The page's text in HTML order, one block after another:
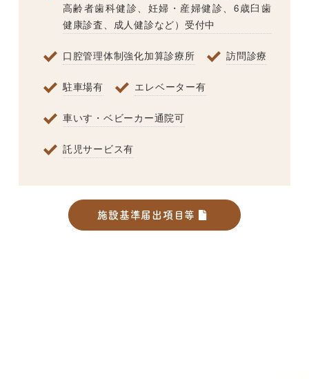
高齢者歯科健診、妊婦・産婦健診、6歳臼歯
健康診査、成人健診など）受付中
口腔管理体制強化加算診療所 訪問診療
駐車場有 エレベーター有
車いす・ベビーカー通院可
託児サービス有
施設基準届出項目等